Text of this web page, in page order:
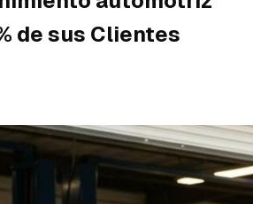
de sus Clientes